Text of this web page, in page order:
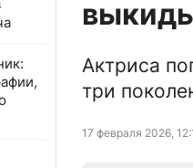
Актриса
три
17 февраля 2026,